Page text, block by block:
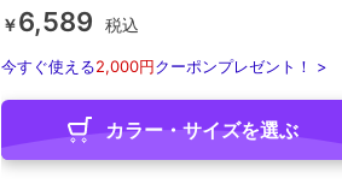
￥6,589 税込
今すぐ使える2,000円クーポンプレゼント！ >
カラー・サイズを選ぶ